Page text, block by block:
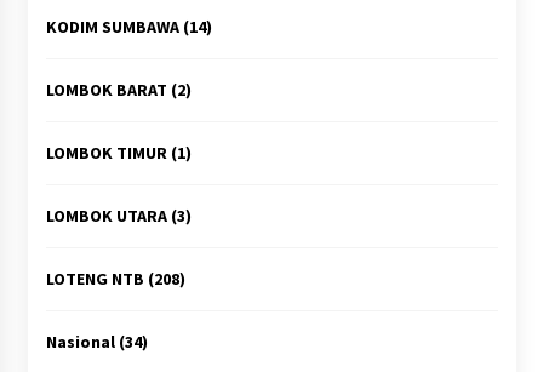
KODIM SUMBAWA(14)
LOMBOK BARAT (2)
LOMBOK TIMUR(1)
LOMBOK UTARA(3)
LOTENG NTB (208)
Nasional(34)